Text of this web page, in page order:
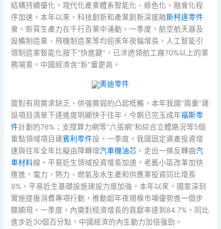
結構持續優化，現代化產業體系智能化、綠色化、融會化程
序加速。本年以來，科技創新和產業創新深度融斯柯達零件
會，新質生產力在千行百業中涌動。一季度，航空航天器及
設備制造業、飛機制造業等均迎來年夜幅增長。人工智能引
領制造業智能化按下“快進鍵”，已滲透領航工廠70%以上的業
務場景。中國經濟含“新”量更高。
奧迪零件
面對有用需求缺乏、供強需弱的凸起牴觸，本年我國“兩重”建
設項目清單下達進度明顯快于往年，今朝已完玉成年福斯零
件計劃的76%；支撐算力網等“六張網”和綜合立體路況等5個
重點領域項目建賓利零件設。一季度，我國固定資產投資增
速與往年全年比擬由降轉增汽車機油芯 ，走出一條反轉曲汽
車材料線。平易近生領域投資增長加速，老舊小區改革加快
推進，電力、熱力、燃氣及水生產和供應業投資同比增長
9%，平易近生基礎設施建設力度加強。本年以來，國家深刻
實施提振消費專項行動，推動超年夜規模市場優勢進一個步
驟顯現。一季度，內需對經濟增長的貢獻率達到84.7%，同比
進步近30個百分點，中國經濟的內生動力加倍強勁。